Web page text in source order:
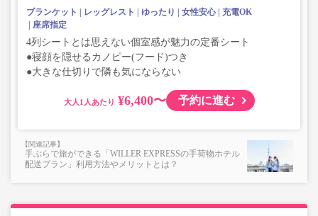
ブランケット レッグレスト ゆったり 女性安心
充電OK
座席指定
4列シートとは思えない個室感が魅力の定番シート
●寝顔を隠せるカノピー(フード)つき
●大きな仕切りで隣も気にならない
大人 ¥6,400〜 予約に進む
手ぶらで旅ができる「WILLER EXPRESSの手荷物ホテル
配送プラン」利用方法やメリットとは？